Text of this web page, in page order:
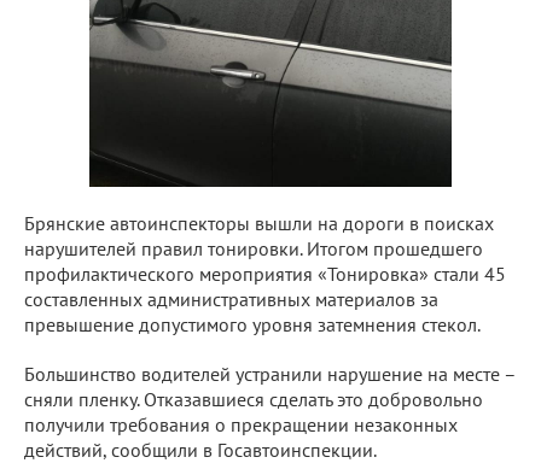
Брянские автоинспекторы вышли на дороги в поисках
нарушителей правил тонировки. Итогом прошедшего
профилактического мероприятия «Тонировка» стали 45
составленных административных материалов за
превышение допустимого уровня затемнения стекол.
Большинство водителей устранили нарушение на месте –
сняли пленку. Отказавшиеся сделать это добровольно
получили требования о прекращении незаконных
действий, сообщили в Госавтоинспекции.